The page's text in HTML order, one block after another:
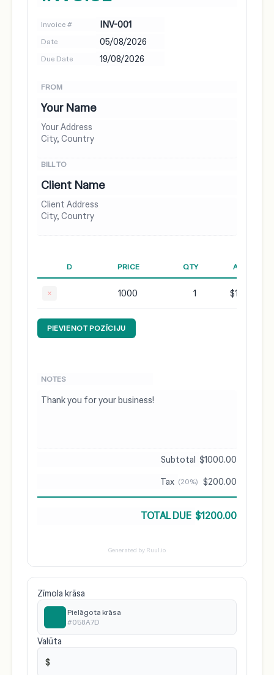
Zīmola krāsa
Pielāgota krāsa
#058A7D
Valūta
× $1000.00
PIEVIENOT POZĪCIJU
$1000.00
(20%) $200.00
$1200.00
Generated by Ruul.io